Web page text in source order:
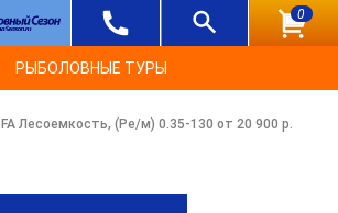
0
РЫБОЛОВНЫЕ ТУРЫ
Лесоемкость, (Ре/м) 0.35-130 от 20 900 р.